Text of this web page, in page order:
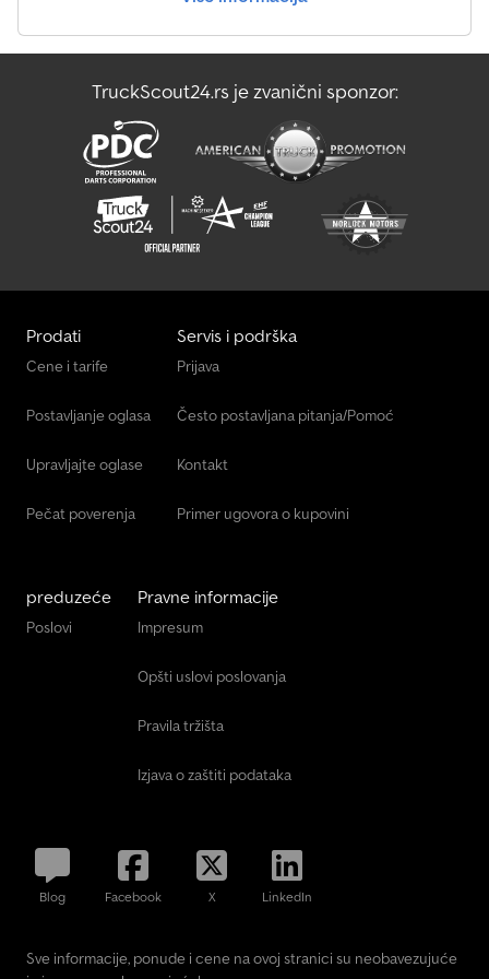
TruckScout24.rs je zvanični sponzor:
Prodati
Cene i tarife
Postavljanje oglasa
Upravljajte oglase
Pečat poverenja
Servis i podrška
Prijava
Često postavljana pitanja/Pomoć
Kontakt
Primer ugovora o kupovini
preduzeće
Poslovi
Pravne informacije
Impresum
Opšti uslovi poslovanja
Pravila tržišta
Izjava o zaštiti podataka
Blog Facebook X LinkedIn
Sve informacije, ponude i cene na ovoj stranici su neobavezujuće